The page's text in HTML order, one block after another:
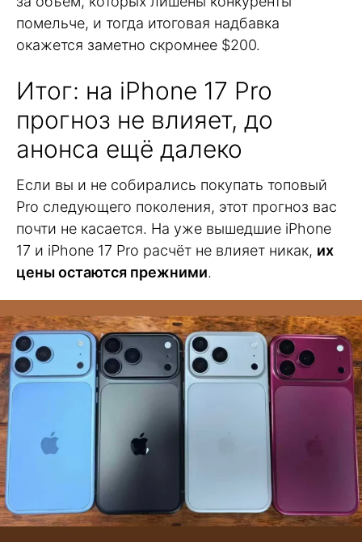
помельче, и тогда итоговая надбавка
окажется заметно скромнее $200.
Итог: на iPhone 17 Pro
прогноз не влияет, до
анонса ещё далеко
Если вы и не собирались покупать топовый
Pro следующего поколения, этот прогноз вас
почти не касается. На уже вышедшие iPhone
17 и iPhone 17 Pro расчёт не влияет никак, их
цены остаются прежними.